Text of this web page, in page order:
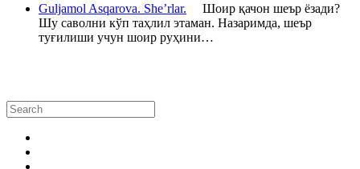
Guljamol Asqarova. She’rlar. Шоир қачон шеър ёзади?
Шу саволни кўп таҳлил этаман. Назаримда, шеър
туғилиши учун шоир руҳини…